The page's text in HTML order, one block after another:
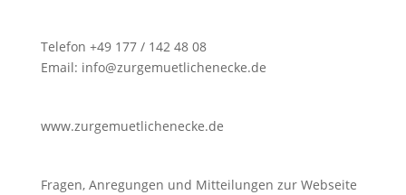
Telefon +49 177 / 142 48 08
Email: info@zurgemuetlichenecke.de
www.zurgemuetlichenecke.de
Fragen, Anregungen und Mitteilungen zur Webseite